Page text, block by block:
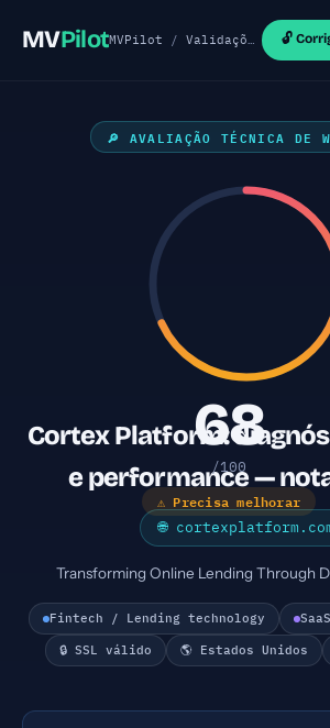
MVPilotMVPilot /Validações de MVP 🔓
🔎 AVALIAÇÃO TÉCNICA DE
68
/100
⚠ Precisa melhorar
Cortex Platform:
e performance —
🌐
Transforming Online Lending Through
Fintech / Lending technology
🔒 SSL válido 🌎 Estados Unidos